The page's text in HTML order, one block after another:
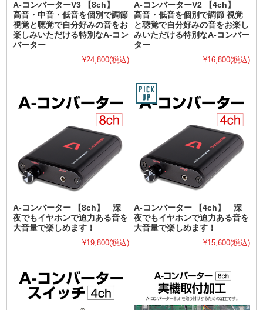
A-コンバーターV3 【8ch】
高音・中音・低音を個別で調節
視覚と聴覚で自分好みの音をお
楽しみいただける特別なA-コン
バーター
¥24,800(税込)
A-コンバーターV2 【4ch】
高音・低音を個別で調節 視覚
と聴覚で自分好みの音をお楽し
みいただける特別なA-コンバー
ター
¥16,800(税込)
A-コンバーター 【8ch】 深
夜でもイヤホンで迫力ある音を
大音量で楽しめます！
¥19,800(税込)
A-コンバーター 【4ch】 深
夜でもイヤホンで迫力ある音を
大音量で楽しめます！
¥15,600(税込)